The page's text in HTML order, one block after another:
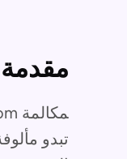
مقدمة